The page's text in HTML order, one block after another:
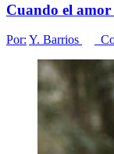
Cuando el amor
Por: Y. Barrios